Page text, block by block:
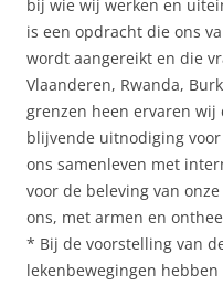
bij wie wij werken en
is een opdracht die ons
wordt aangereikt en die
Vlaanderen, Rwanda,
grenzen heen ervaren wij
blijvende uitnodiging
ons samenleven met
voor de beleving van
ons, met armen en
* Bij de voorstelling van
lekenbewegingen